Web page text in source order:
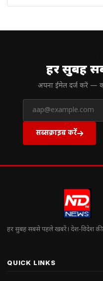
हर सुबह
अपना ईमेल दर्ज करें —
सब्सक्राइब करें
हर सुबह सबसे पहले खबरें। देश-विदेश की
QUICK LINKS